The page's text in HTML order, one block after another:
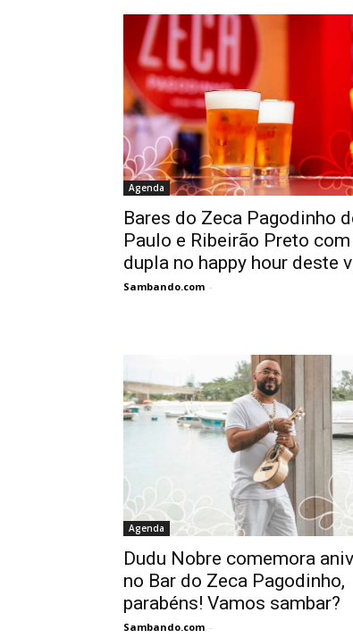
Agenda
Bares do Zeca Pagodinho
Paulo e Ribeirão Preto
dupla no happy hour deste
Sambando.com -
Agenda
Dudu Nobre comemora
no Bar do Zeca Pagodinho,
parabéns! Vamos sambar?
Sambando.com -